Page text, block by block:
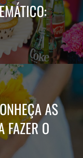
AS
FAZER O